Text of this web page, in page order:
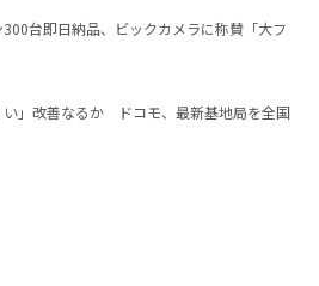
台即日納品、ビックカメラに称賛「大フ
い」改善なるか ドコモ、最新基地局を全国